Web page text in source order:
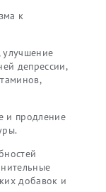
к
депрессии,
и продление
добавок и